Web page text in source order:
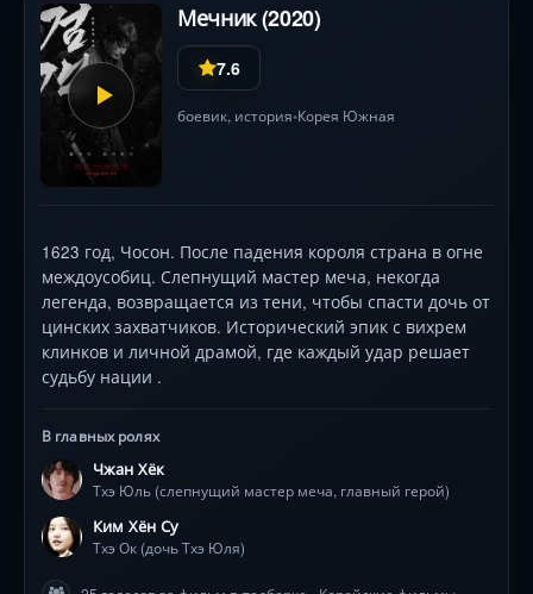
Мечник (2020)
7.6
боевик, история•Корея Южная
1623 год, Чосон. После падения короля страна в огне
междоусобиц. Слепнущий мастер меча, некогда
легенда, возвращается из тени, чтобы спасти дочь от
цинских захватчиков. Исторический эпик с вихрем
клинков и личной драмой, где каждый удар решает
судьбу нации .
В главных ролях
Чжан Хёк
Тхэ Юль (слепнущий мастер меча, главный герой)
Ким Хён Су
Тхэ Ок (дочь Тхэ Юля)